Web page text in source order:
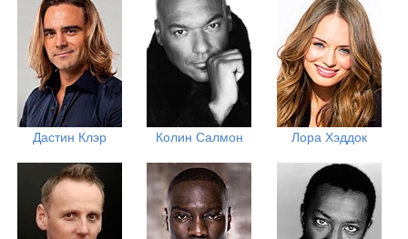
Дастин Клэр Колин Салмон Лора Хэддок